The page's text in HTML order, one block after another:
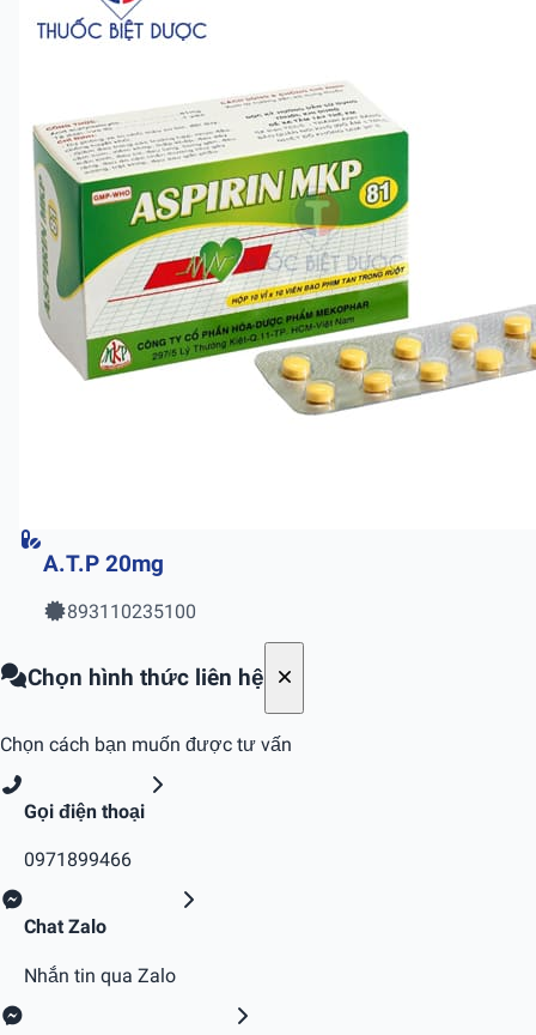
A.T.P 20mg
893110235100
Chọn hình thức liên hệ
Chọn cách bạn muốn được tư vấn
Gọi điện thoại
0971899466
Chat Zalo
Nhắn tin qua Zalo